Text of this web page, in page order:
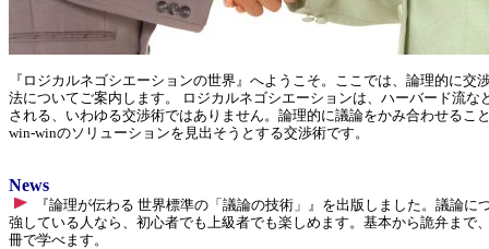
『ロジカルネゴシエーションの世界』へようこそ。ここでは、論理的に交
法についてご案内します。 ロジカルネゴシエーションは、ハーバード流な
される、いわゆる交渉術ではありません。論理的に議論をかみ合わせるこ
win-winのソリューションを見出そうとする交渉術です。
News
『論理が伝わる 世界標準の「議論の技術」』を出版しました。議論に
強している人なら、初心者でも上級者でも楽しめます。基本から詭弁まで
冊で学べます。